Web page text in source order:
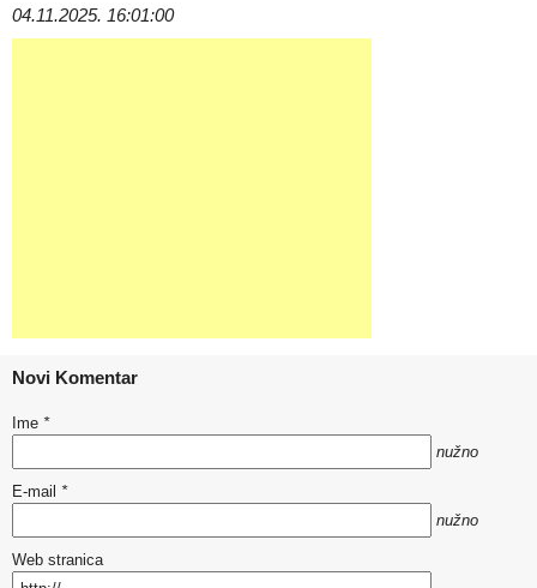
04.11.2025. 16:01:00
Novi Komentar
Ime *
nužno
E-mail *
nužno
Web stranica